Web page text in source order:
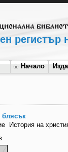
регистър
Начало
блясък
История на